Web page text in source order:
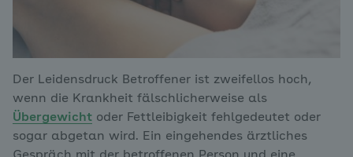
Der Leidensdruck Betroffener ist zweifellos hoch,
wenn die Krankheit fälschlicherweise als
Übergewicht oder Fettleibigkeit fehlgedeutet oder
sogar abgetan wird. Ein eingehendes ärztliches